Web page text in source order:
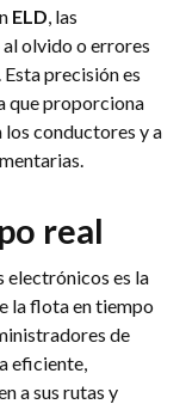
ELD , las
olvido o errores
precisión es
que proporciona
conductores y a
real
es la
la flota en tiempo
de
eficiente,
a sus rutas y